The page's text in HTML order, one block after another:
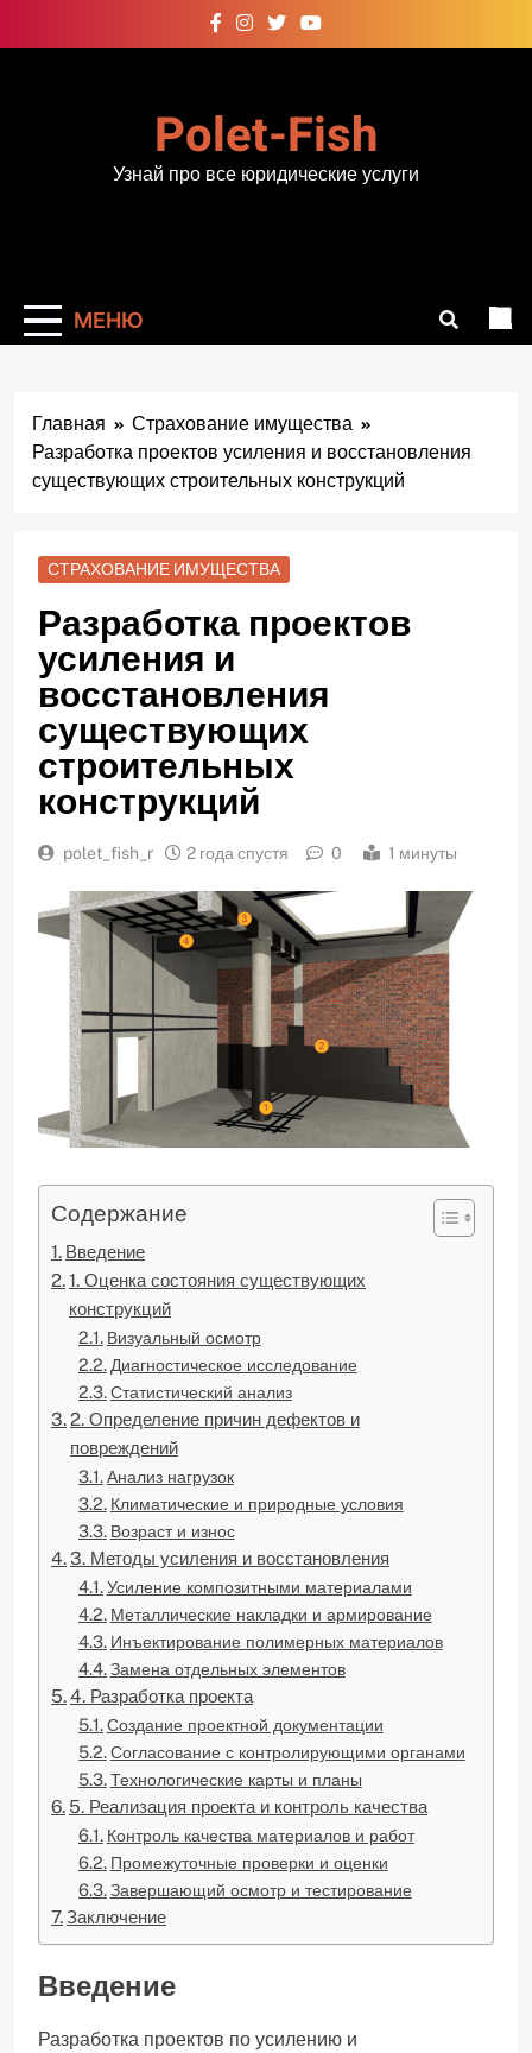
к
Polet-Fish
Узнай про все юридические услуги
МЕНЮ
Главная
Страхование имущества
Разработка проектов усиления и восстановления
существующих строительных конструкций
СТРАХОВАНИЕ ИМУЩЕСТВА
Разработка проектов
усиления и
восстановления
существующих
строительных
конструкций
polet_fish_r 2 года спустя 0 1 минуты
Содержание
Введение
1. Оценка состояния существующих
конструкций
Визуальный осмотр
Диагностическое исследование
Статистический анализ
2. Определение причин дефектов и
повреждений
Анализ нагрузок
Климатические и природные условия
Возраст и износ
3. Методы усиления и восстановления
Усиление композитными материалами
Металлические накладки и армирование
Инъектирование полимерных материалов
Замена отдельных элементов
4. Разработка проекта
Создание проектной документации
Согласование с контролирующими органами
Технологические карты и планы
5. Реализация проекта и контроль качества
Контроль качества материалов и работ
Промежуточные проверки и оценки
Завершающий осмотр и тестирование
Заключение
Введение
Разработка проектов по усилению и